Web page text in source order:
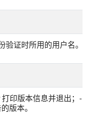
验证时所用的用户名。
印版本信息并退出；--
版本。